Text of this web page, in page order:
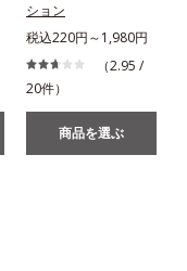
ション
税込220円～1,980円
（2.95 /
20件）
商品を選ぶ